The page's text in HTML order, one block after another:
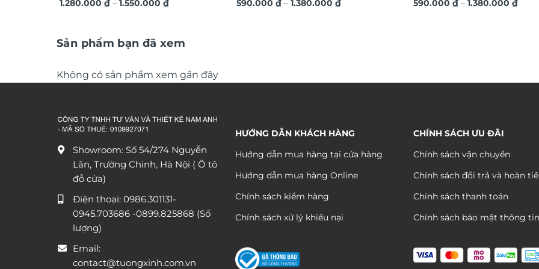
hiện đại TG4543
1.280.000₫ – 1.550.000₫Khoảng
1.550.000 ₫
hoa nghệ thuật in nổi 3D cao cấp
590.000₫ – 1.380.000₫Khoảng
thuật in nổi 3D cao cấp TM328
590.000 ₫ – 1.380.000 ₫
Sản phẩm bạn đã xem
Không có sản phẩm xem gần đây
Showroom: Số 54/274 Nguyễn
Lân, Trường Chinh, Hà Nội ( Ô tô
đỗ cửa)
Điện thoại: 0986.301131-
0945.703686 -0899.825868 (Số
lượng)
Email:
contact@tuongxinh.com.vn
HƯỚNG DẪN KHÁCH HÀNG
Hướng dẫn mua hàng tại cửa hàng
Hướng dẫn mua hàng Online
Chính sách kiểm hàng
Chính sách xử lý khiếu nại
CHÍNH SÁCH ƯU ĐÃI
Chính sách vận chuyển
Chính sách đổi trả và hoàn
Chính sách thanh toán
Chính sách bảo mật thông tin